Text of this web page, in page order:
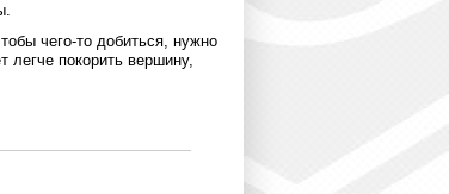
чего-то добиться, нужно
легче покорить вершину,